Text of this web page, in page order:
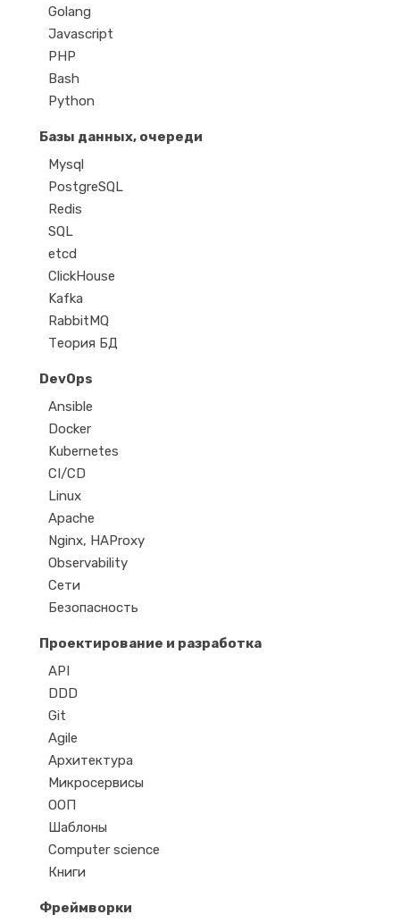
Golang
Javascript
PHP
Bash
Python
Базы данных, очереди
Mysql
PostgreSQL
Redis
SQL
etcd
ClickHouse
Kafka
RabbitMQ
Теория БД
DevOps
Ansible
Docker
Kubernetes
CI/CD
Linux
Apache
Nginx, HAProxy
Observability
Сети
Безопасность
Проектирование и разработка
API
DDD
Git
Agile
Архитектура
Микросервисы
ООП
Шаблоны
Computer science
Книги
Фреймворки